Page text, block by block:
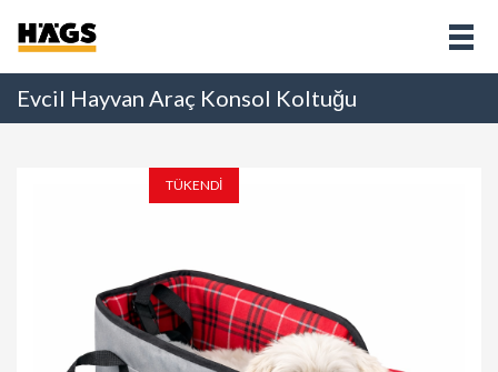
Evcil Hayvan Araç Konsol Koltuğu
TÜKENDİ